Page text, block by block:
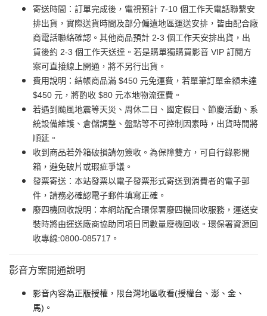
寄送時間：訂單完成後，電視預計 7-10 個工作天電話聯繫安
排出貨，實際送貨時間及部分偏遠地區運送安排，皆由配合廠
商電話聯絡確認。其他商品預計 2-3 個工作天安排出貨，出
貨後約 2-3 個工作天送達。若是購單獨購買影音 VIP 訂閱方
案可直接線上開通，將不另行出貨。
費用說明：結帳商品滿 $450 元免運費，若單筆訂單金額未達
$450 元，將酌收 $80 元本地物流運費。
若遇到颱風地震等天災、周休二日、國定假日、節慶活動、系
統設備維護、倉儲調整、盤點等不可控制因素時，出貨時間將
順延。
收到商品若外箱破損請勿簽收。為保障雙方，可自行錄影開
箱，避免破片或瑕疵爭議。
發票寄送：本站發票以電子發票形式寄送到消費者的電子郵
件，請務必確認電子郵件填寫正確。
廢四機回收說明：本網站配合環保署廢四機回收服務，運送安
裝時將由運送廠商協助同項目同數量廢機回收。環保署資源回
收專線:0800-085717。
影音方案開通說明
影音內容為正版授權，限台灣地區收看(授權台、澎、金、
馬)。